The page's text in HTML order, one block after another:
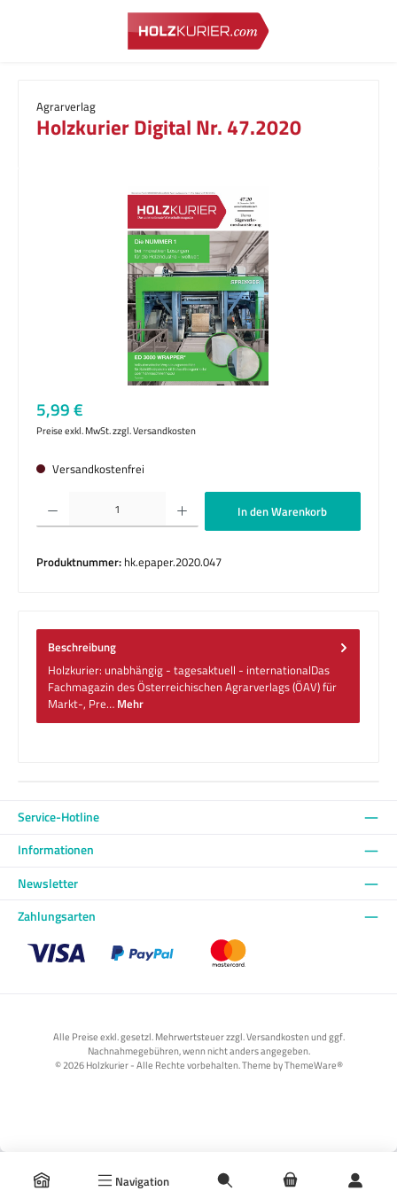
Zum Hauptinhalt springen
Navigation
Agrarverlag
Holzkurier Digital Nr. 47.2020
Bildergalerie überspringen
Regulärer Preis:
5,99 €
Preise exkl. MwSt. zzgl. Versandkosten
Versandkostenfrei
Produkt Anzahl: Gib den gewünschten Wert ein oder benutze die Schaltflächen um
In den Warenkorb
Produktnummer: hk.epaper.2020.047
Beschreibung
Holzkurier: unabhängig - tagesaktuell - internationalDas
Fachmagazin des Österreichischen Agrarverlags (ÖAV) für
Markt-, Pre… Mehr
Service-Hotline
Informationen
Newsletter
Zahlungsarten
Alle Preise exkl. gesetzl. Mehrwertsteuer zzgl. Versandkosten und ggf.
Nachnahmegebühren, wenn nicht anders angegeben.
© 2026 Holzkurier - Alle Rechte vorbehalten. Theme byThemeWare®